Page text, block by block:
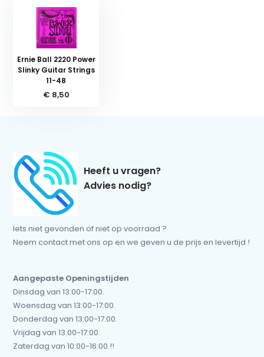
Ernie Ball 2220 Power
Slinky Guitar Strings
11-48
€ 8,50
Heeft u vragen?
Advies nodig?
Iets niet gevonden of niet op voorraad ?
Neem contact met ons op en we geven u de prijs en levertijd !
Aangepaste Openingstijden
Dinsdag van 13:00-17:00.
Woensdag van 13:00-17:00.
Donderdag van 13:00-17:00.
Vrijdag van 13:00-17:00.
Zaterdag van 10:00-16:00 !!